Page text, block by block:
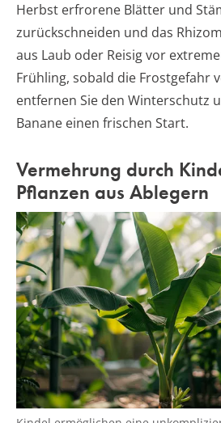
Herbst erfrorene Blätter und
zurückschneiden und das
aus Laub oder Reisig vor
Frühling, sobald die Frostgefahr
entfernen Sie den Winterschutz
Banane einen frischen Start.
Vermehrung durch
Pflanzen aus Ablegern